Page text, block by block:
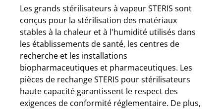
Les grands stérilisateurs à vapeur STERIS sont
conçus pour la stérilisation des matériaux
stables à la chaleur et à l'humidité utilisés dans
les établissements de santé, les centres de
recherche et les installations
biopharmaceutiques et pharmaceutiques. Les
pièces de rechange STERIS pour stérilisateurs
haute capacité garantissent le respect des
exigences de conformité réglementaire. De plus,